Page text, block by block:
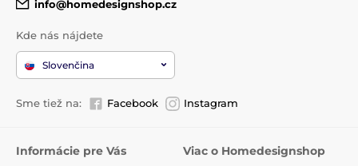
info@homedesignshop.cz
Kde nás nájdete
Slovenčina
Sme tiež na: Facebook Instagram
Informácie pre Vás Viac o Homedesignshop